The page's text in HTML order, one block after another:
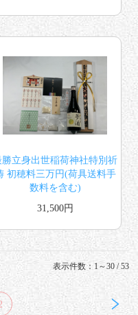
勝立身出世稲荷神社特別祈
初穂料三万円(荷具送料手
数料を含む)
31,500円
表示件数：1～30 / 53